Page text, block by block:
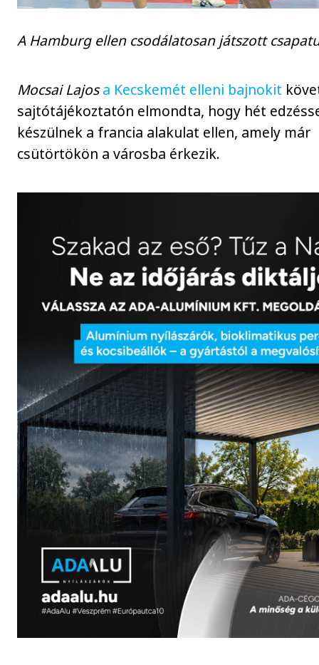
A Hamburg ellen csodálatosan játszott
Mocsai Lajos a Kecskemét elleni bajnokit
sajtótájékoztatón elmondta, hogy hét
készülnek a francia alakulat ellen, amely már
csütörtökön a városba érkezik.